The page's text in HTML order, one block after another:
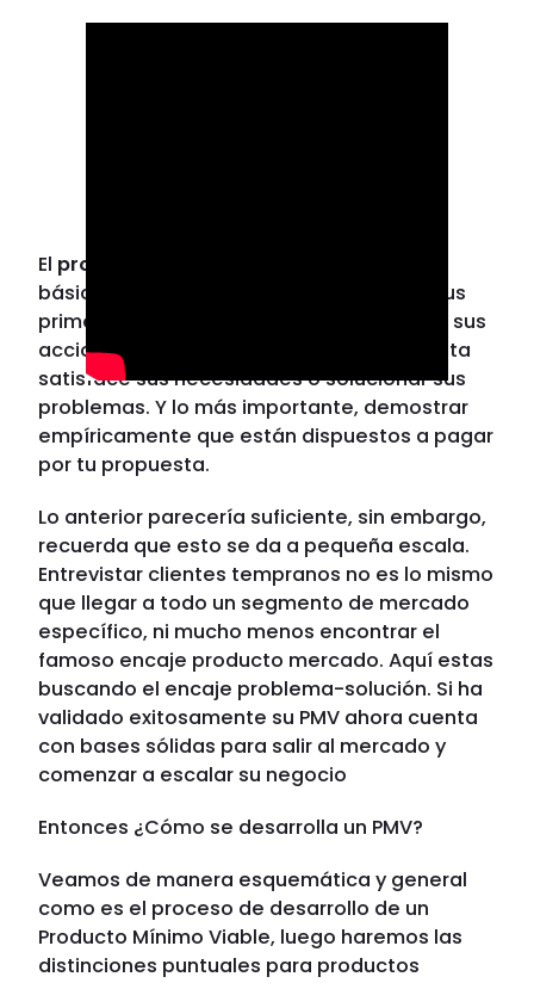
El producto mínimo viable o PMV
básicamente se trata de conversar con tus
primeros clientes y comprobar, en base a sus
acciones, no a sus palabras, si tu propuesta
satisface sus necesidades o solucionar sus
problemas. Y lo más importante, demostrar
empíricamente que están dispuestos a pagar
por tu propuesta.
Lo anterior parecería suficiente, sin embargo,
recuerda que esto se da a pequeña escala.
Entrevistar clientes tempranos no es lo mismo
que llegar a todo un segmento de mercado
específico, ni mucho menos encontrar el
famoso encaje producto mercado. Aquí estas
buscando el encaje problema-solución. Si ha
validado exitosamente su PMV ahora cuenta
con bases sólidas para salir al mercado y
comenzar a escalar su negocio
Entonces ¿Cómo se desarrolla un PMV?
Veamos de manera esquemática y general
como es el proceso de desarrollo de un
Producto Mínimo Viable, luego haremos las
distinciones puntuales para productos